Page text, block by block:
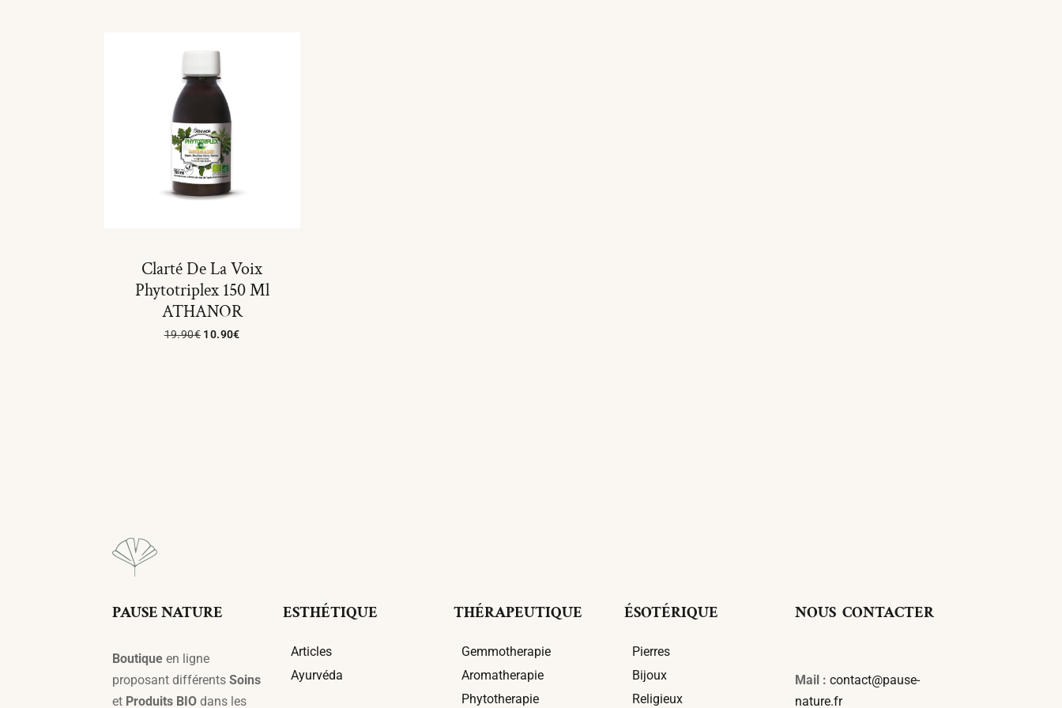
Clarté De La Voix
Phytotriplex 150 Ml
ATHANOR
19.90€ 10.90€
PAUSE NATURE
Boutique en ligne
proposant différents Soins
et Produits BIO dans les
ESTHÉTIQUE
Articles
Ayurvéda
THÉRAPEUTIQUE
Gemmotherapie
Aromatherapie
Phytotherapie
ÉSOTÉRIQUE
Pierres
Bijoux
Religieux
NOUS CONTACTER
Mail : contact@pause-
nature.fr